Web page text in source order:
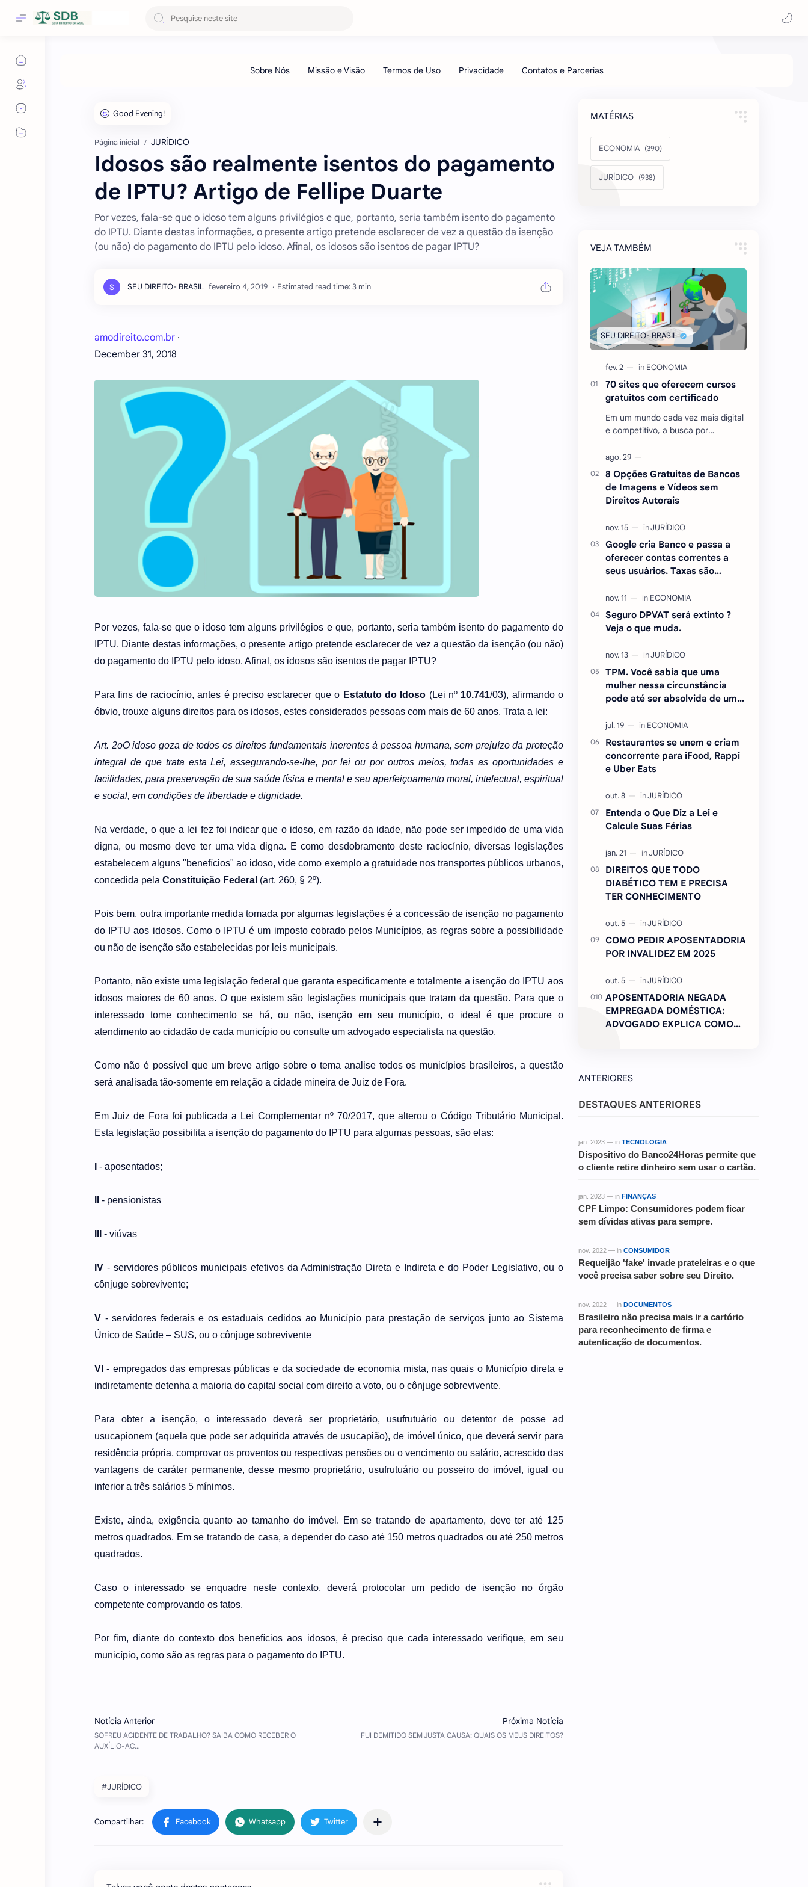
Página inicial JURÍDICO
Idosos são realmente isentos do pagamento
de IPTU? Artigo de Fellipe Duarte
Por vezes, fala-se que o idoso tem alguns privilégios e que, portanto, seria também isento do pagamento
do IPTU. Diante destas informações, o presente artigo pretende esclarecer de vez a questão da isenção
(ou não) do pagamento do IPTU pelo idoso. Afinal, os idosos são isentos de pagar IPTU?
Estimated read time: 3 min
amodireito.com.br ·
December 31, 2018
Por vezes, fala-se que o idoso tem alguns privilégios e que, portanto, seria também isento do pagamento do
IPTU. Diante destas informações, o presente artigo pretende esclarecer de vez a questão da isenção (ou não)
do pagamento do IPTU pelo idoso. Afinal, os idosos são isentos de pagar IPTU?
Para fins de raciocínio, antes é preciso esclarecer que o Estatuto do Idoso (Lei nº 10.741/03), afirmando o
óbvio, trouxe alguns direitos para os idosos, estes considerados pessoas com mais de 60 anos. Trata a lei:
Art. 2oO idoso goza de todos os direitos fundamentais inerentes à pessoa humana, sem prejuízo da proteção
integral de que trata esta Lei, assegurando-se-lhe, por lei ou por outros meios, todas as oportunidades e
facilidades, para preservação de sua saúde física e mental e seu aperfeiçoamento moral, intelectual, espiritual
e social, em condições de liberdade e dignidade.
Na verdade, o que a lei fez foi indicar que o idoso, em razão da idade, não pode ser impedido de uma vida
digna, ou mesmo deve ter uma vida digna. E como desdobramento deste raciocínio, diversas legislações
estabelecem alguns "benefícios" ao idoso, vide como exemplo a gratuidade nos transportes públicos urbanos,
concedida pela Constituição Federal (art. 260, § 2º).
Pois bem, outra importante medida tomada por algumas legislações é a concessão de isenção no pagamento
do IPTU aos idosos. Como o IPTU é um imposto cobrado pelos Municípios, as regras sobre a possibilidade
ou não de isenção são estabelecidas por leis municipais.
Portanto, não existe uma legislação federal que garanta especificamente e totalmente a isenção do IPTU aos
idosos maiores de 60 anos. O que existem são legislações municipais que tratam da questão. Para que o
interessado tome conhecimento se há, ou não, isenção em seu município, o ideal é que procure o
atendimento ao cidadão de cada município ou consulte um advogado especialista na questão.
Como não é possível que um breve artigo sobre o tema analise todos os municípios brasileiros, a questão
será analisada tão-somente em relação a cidade mineira de Juiz de Fora.
Em Juiz de Fora foi publicada a Lei Complementar nº 70/2017, que alterou o Código Tributário Municipal.
Esta legislação possibilita a isenção do pagamento do IPTU para algumas pessoas, são elas:
- aposentados;
- pensionistas
- viúvas
IV - servidores públicos municipais efetivos da Administração Direta e Indireta e do Poder Legislativo, ou o
cônjuge sobrevivente;
V - servidores federais e os estaduais cedidos ao Município para prestação de serviços junto ao Sistema
Único de Saúde – SUS, ou o cônjuge sobrevivente
VI - empregados das empresas públicas e da sociedade de economia mista, nas quais o Município direta e
indiretamente detenha a maioria do capital social com direito a voto, ou o cônjuge sobrevivente.
Para obter a isenção, o interessado deverá ser proprietário, usufrutuário ou detentor de posse ad
usucapionem (aquela que pode ser adquirida através de usucapião), de imóvel único, que deverá servir para
residência própria, comprovar os proventos ou respectivas pensões ou o vencimento ou salário, acrescido das
vantagens de caráter permanente, desse mesmo proprietário, usufrutuário ou posseiro do imóvel, igual ou
inferior a três salários 5 mínimos.
Existe, ainda, exigência quanto ao tamanho do imóvel. Em se tratando de apartamento, deve ter até 125
metros quadrados. Em se tratando de casa, a depender do caso até 150 metros quadrados ou até 250 metros
quadrados.
Caso o interessado se enquadre neste contexto, deverá protocolar um pedido de isenção no órgão
competente comprovando os fatos.
Por fim, diante do contexto dos benefícios aos idosos, é preciso que cada interessado verifique, em seu
município, como são as regras para o pagamento do IPTU.
#JURÍDICO
MATÉRIAS
ECONOMIA
JURÍDICO
VEJA TAMBÉM
70 sites que oferecem cursos
gratuitos com certificado
Em um mundo cada vez mais digital
e competitivo, a busca por
tornou-se essencial para quem
deseja se destacar no mercado …
8 Opções Gratuitas de Bancos
de Imagens e Vídeos sem
Direitos Autorais
Google cria Banco e passa a
oferecer contas correntes a
seus usuários. Taxas são
Seguro DPVAT será extinto ?
Veja o que muda.
TPM. Você sabia que uma
mulher nessa circunstância
pode até ser absolvida de um
Restaurantes se unem e criam
concorrente para iFood, Rappi
e Uber Eats
Entenda o Que Diz a Lei e
Calcule Suas Férias
DIREITOS QUE TODO
DIABÉTICO TEM E PRECISA
TER CONHECIMENTO
COMO PEDIR APOSENTADORIA
POR INVALIDEZ EM 2025
APOSENTADORIA NEGADA
EMPREGADA DOMÉSTICA:
ADVOGADO EXPLICA COMO
ANTERIORES
DESTAQUES ANTERIORES
jan. 2023 — in TECNOLOGIA
Dispositivo do Banco24Horas permite que
o cliente retire dinheiro sem usar o cartão.
jan. 2023 — in FINANÇAS
CPF Limpo: Consumidores podem ficar
sem dívidas ativas para sempre.
nov. 2022 — in CONSUMIDOR
Requeijão 'fake' invade prateleiras e o que
você precisa saber sobre seu Direito.
nov. 2022 — in DOCUMENTOS
Brasileiro não precisa mais ir a cartório
para reconhecimento de firma e
autenticação de documentos.